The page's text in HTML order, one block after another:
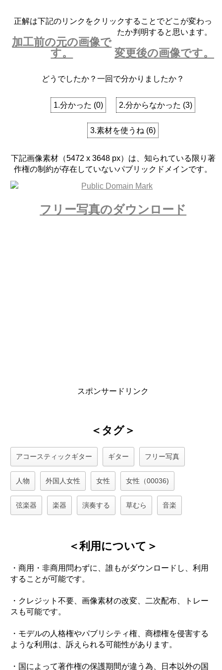
正解は下記のリンクをクリックすることでどこが変わっ
たか判明すると思います。
加工前の元の画像で
す。
変更後の画像です。
どうでしたか？一回で分かりましたか？
1.分かった (0) 2.分からなかった (3)
3.素材を使うね (6)
下記画像素材（5472 x 3648 px）は、知られている限り著
作権の制約が存在していないパブリックドメインです。
フリー写真のダウンロード
スポンサードリンク
＜タグ＞
アコースティックギター ギター フリー写真
人物 外国人女性 女性 女性（00036)
弦楽器 楽器 演奏する 草むら 音楽
＜利用について＞
・商用・非商用問わずに、誰もがダウンロードし、利用
することが可能です。
・クレジット不要、画像素材の改変、二次配布、トレー
スも可能です。
・モデルの人格権やパブリシティ権、商標権を侵害する
ような利用は、訴えられる可能性があります。
・国によって著作権の保護期間が違う為、日本以外の国